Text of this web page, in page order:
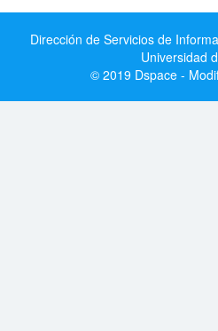
Dirección de Servicios de
Universidad
© 2019 Dspace -